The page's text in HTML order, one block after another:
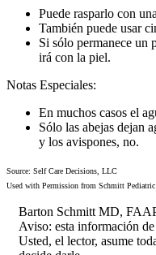
Puede rasparlo con
También puede usar
Si sólo permanece un
irá con la piel.
Notas Especiales:
En muchos casos el
Sólo las abejas dejan
y los avispones, no.
Source: Self Care Decisions, LLC
Used with Permission from Schmitt
Barton Schmitt MD,
Aviso: esta información
Usted, el lector, asume